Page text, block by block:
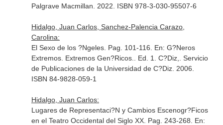
Palgrave Macmillan. 2022. ISBN 978-3-030-95507-6
Hidalgo, Juan Carlos, Sanchez-Palencia Carazo,
Carolina:
El Sexo de los ?Ngeles. Pag. 101-116. En: G?Neros
Extremos. Extremos Gen?Ricos.
. Ed. 1. C?Diz,. Servicio
de Publicaciones de la Universidad de C?Diz. 2006.
ISBN 84-9828-059-1
Hidalgo, Juan Carlos:
Lugares de Representaci?N y Cambios Escenogr?Ficos
en el Teatro Occidental del Siglo XX. Pag. 243-268. En: